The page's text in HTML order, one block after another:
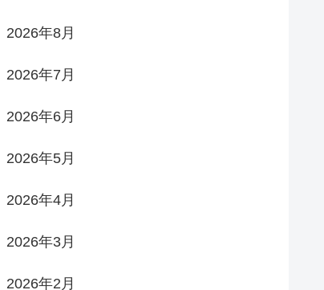
2026年8月
2026年7月
2026年6月
2026年5月
2026年4月
2026年3月
2026年2月